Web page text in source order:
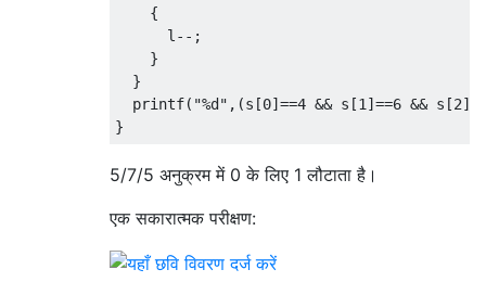
{
      l
--;
}
}
  printf
( "%d" ,(s [0]==4 && s [1 ]==6 && s [2
}
5/7/5 अनुक्रम में 0 के लिए 1 लौटाता है।
एक सकारात्मक परीक्षण: